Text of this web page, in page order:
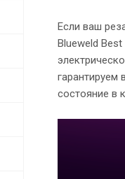
Если ваш
Blueweld
гарантируем
состояние в